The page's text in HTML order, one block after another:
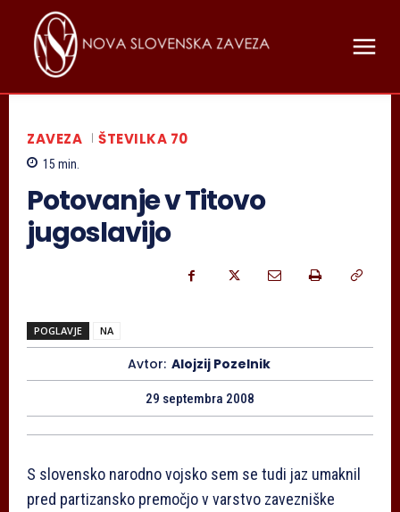
ZAVEZA ŠTEVILKA 70
15 min.
Potovanje v Titovo
jugoslavijo
POGLAVJE NA
Avtor: Alojzij Pozelnik
29 septembra 2008
S slovensko narodno vojsko sem se tudi jaz umaknil
pred partizansko premočjo v varstvo zavezniške